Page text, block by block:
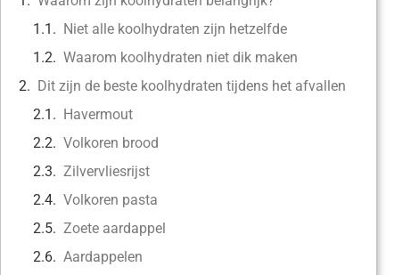
Niet alle koolhydraten zijn hetzelfde
Waarom koolhydraten niet dik maken
Dit zijn de beste koolhydraten tijdens het afvallen
Havermout
Volkoren brood
Zilvervliesrijst
Volkoren pasta
Zoete aardappel
Aardappelen